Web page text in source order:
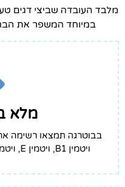
מלבד העובדה שביצי דגים
במיוחד המשפר את
מלא
ויטמין B1, ויטמין E, ויטמין E2, ויטמין A, ויטמין K ועוד